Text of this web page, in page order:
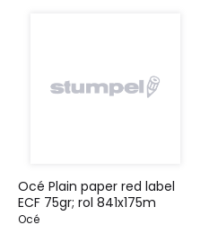
Océ Plain paper red label
ECF 75gr; rol 841x175m
Océ